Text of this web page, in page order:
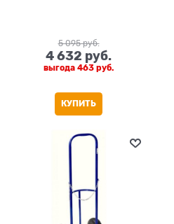
5 095 руб.
4 632 руб.
выгода 463 руб.
КУПИТЬ